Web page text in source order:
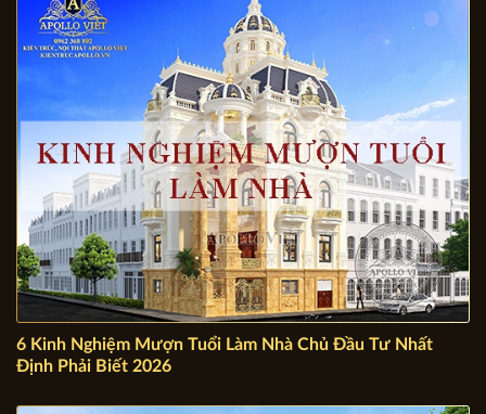
6 Kinh Nghiệm Mượn Tuổi Làm Nhà Chủ Đầu Tư Nhất
Định Phải Biết 2026